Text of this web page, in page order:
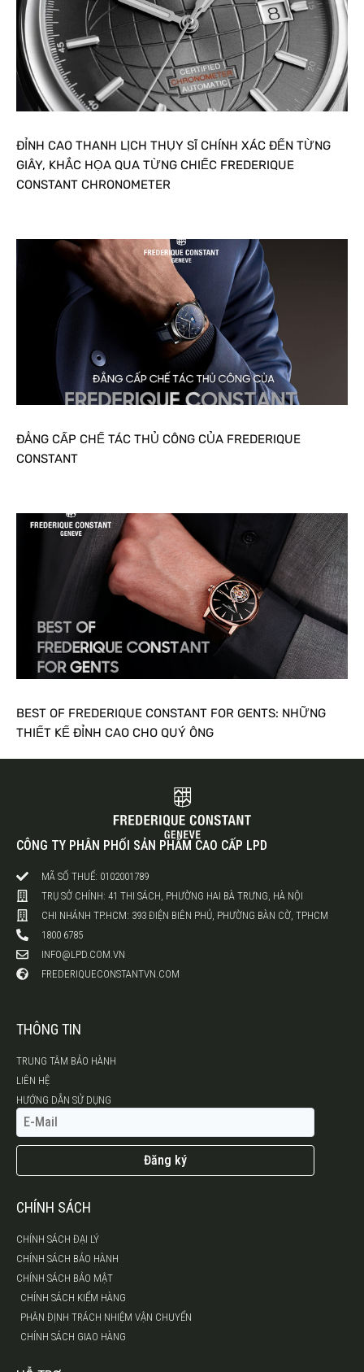
ĐỈNH CAO THANH LỊCH THỤY SĨ CHÍNH XÁC ĐẾN TỪNG
GIÂY, KHẮC HỌA QUA TỪNG CHIẾC FREDERIQUE
CONSTANT CHRONOMETER
ĐẲNG CẤP CHẾ TÁC THỦ CÔNG CỦA FREDERIQUE
CONSTANT
BEST OF FREDERIQUE CONSTANT FOR GENTS: NHỮNG
THIẾT KẾ ĐỈNH CAO CHO QUÝ ÔNG
CÔNG TY PHÂN PHỐI SẢN PHẨM CAO CẤP LPD
MÃ SỐ THUẾ: 0102001789
TRỤ SỞ CHÍNH: 41 THI SÁCH, PHƯỜNG HAI BÀ TRƯNG, HÀ NỘI
CHI NHÁNH TP.HCM: 393 ĐIỆN BIÊN PHỦ, PHƯỜNG BÀN CỜ, TPHCM
1800 6785
INFO@LPD.COM.VN
FREDERIQUECONSTANTVN.COM
THÔNG TIN
TRUNG TÂM BẢO HÀNH
LIÊN HỆ
HƯỚNG DẪN SỬ DỤNG
Đăng ký
CHÍNH SÁCH
CHÍNH SÁCH ĐẠI LÝ
CHÍNH SÁCH BẢO HÀNH
CHÍNH SÁCH BẢO MẬT
CHÍNH SÁCH KIỂM HÀNG
PHÂN ĐỊNH TRÁCH NHIỆM VẬN CHUYỂN
CHÍNH SÁCH GIAO HÀNG